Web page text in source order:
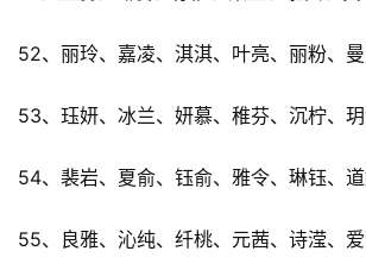
52、丽玲、嘉凌、淇淇、叶亮、丽粉、
53、珏妍、冰兰、妍慕、稚芬、沉柠、
54、裴岩、夏俞、钰俞、雅令、琳钰、
55、良雅、沁纯、纤桃、元茜、诗滢、